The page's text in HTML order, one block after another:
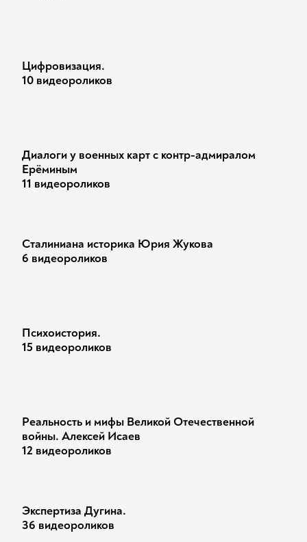
Цифровизация.
10 видеороликов
Диалоги у военных карт с контр-адмиралом
Ерёминым
11 видеороликов
Сталиниана историка Юрия Жукова
6 видеороликов
Психоистория.
15 видеороликов
Реальность и мифы Великой Отечественной
войны. Алексей Исаев
12 видеороликов
Экспертиза Дугина.
36 видеороликов